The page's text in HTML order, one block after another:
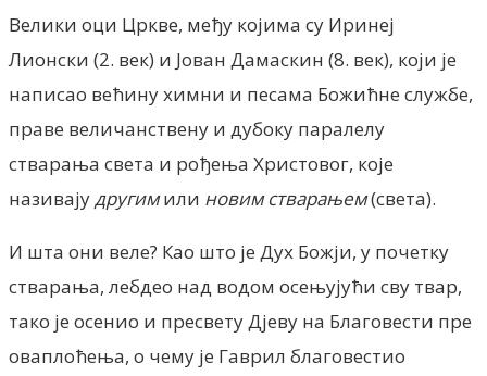
Велики оци Цркве, међу којима су Иринеј
Лионски (2. век) и Јован Дамаскин (8. век), који је
написао већину химни и песама Божићне службе,
праве величанствену и дубоку паралелу
стварања света и рођења Христовог, које
називајудругимили новим стварањем(света).
И шта они веле? Као што је Дух Божји, у почетку
стварања, лебдео над водом осењујући сву твар,
тако је осенио и пресвету Дјеву на Благовести пре
оваплоћења, о чему је Гаврил благовестио